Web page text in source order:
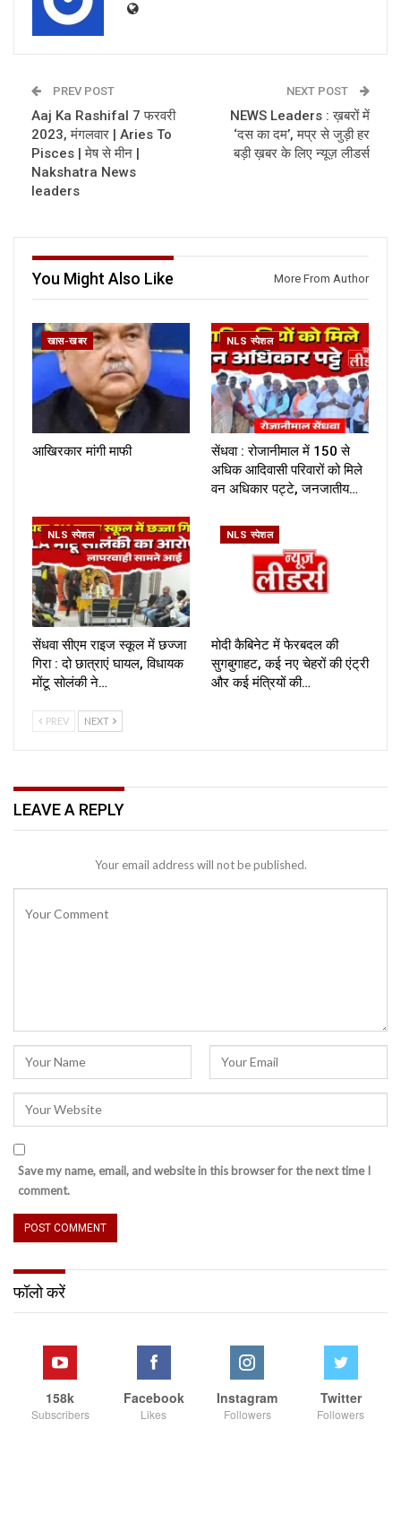
PREV POST
Aaj Ka Rashifal 7 फरवरी
2023, मंगलवार | Aries To
Pisces | मेष से मीन |
Nakshatra News
leaders
NEXT POST
NEWS Leaders : ख़बरों में
‘दस का दम’, मप्र से जुड़ी हर
बड़ी ख़बर के लिए न्यूज़ लीडर्स
You Might Also Like More From Author
खास-खबर
आखिरकार मांगी माफी
NLS स्पेशल
सेंधवा : रोजानीमाल में 150 से
अधिक आदिवासी परिवारों को मिले
वन अधिकार पट्टे, जनजातीय…
NLS स्पेशल
सेंधवा सीएम राइज स्कूल में छज्जा
गिरा : दो छात्राएं घायल, विधायक
मोंटू सोलंकी ने…
NLS स्पेशल
मोदी कैबिनेट में फेरबदल की
सुगबुगाहट, कई नए चेहरों की एंट्री
और कई मंत्रियों की…
PREV NEXT
LEAVE A REPLY
Your email address will not be published.
Save my name, email, and website in this browser for the next time I
comment.
फॉलो करें
158k
Subscribers
Facebook
Likes
Instagram
Followers
Twitter
Followers